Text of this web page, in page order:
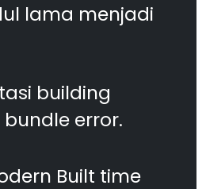
lama menjadi
building
error.
Built time